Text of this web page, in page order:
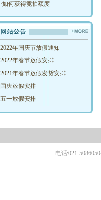
·如何获得竞拍额度
2022年国庆节放假通知
2022年春节放假安排
2021年春节放假发货安排
国庆放假安排
五一放假安排
电话:021-